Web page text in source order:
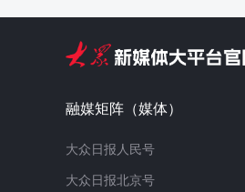
融媒矩阵（媒体）
大众日报人民号
大众日报北京号